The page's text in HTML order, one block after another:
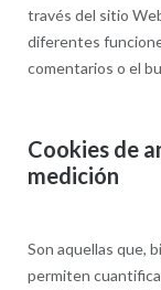
través del sitio
diferentes
comentarios o el
Cookies de
medición
Son aquellas que,
permiten